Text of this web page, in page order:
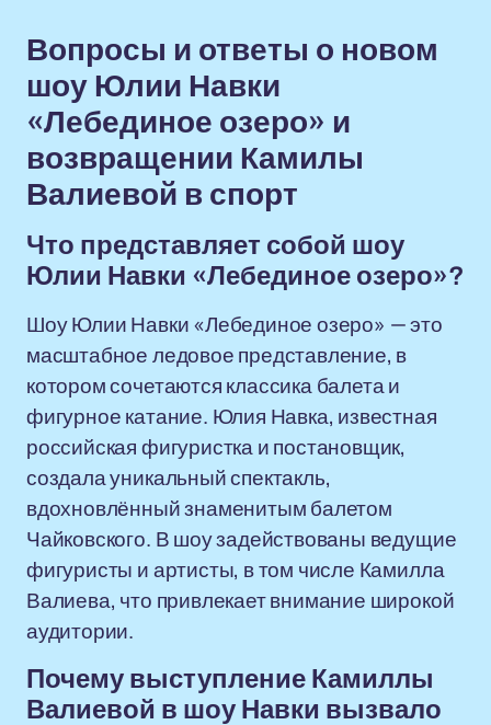
Вопросы и ответы о новом
шоу Юлии Навки
«Лебединое озеро» и
возвращении Камилы
Валиевой в спорт
Что представляет собой шоу
Юлии Навки «Лебединое озеро»?
Шоу Юлии Навки «Лебединое озеро» — это
масштабное ледовое представление, в
котором сочетаются классика балета и
фигурное катание. Юлия Навка, известная
российская фигуристка и постановщик,
создала уникальный спектакль,
вдохновлённый знаменитым балетом
Чайковского. В шоу задействованы ведущие
фигуристы и артисты, в том числе Камилла
Валиева, что привлекает внимание широкой
аудитории.
Почему выступление Камиллы
Валиевой в шоу Навки вызвало